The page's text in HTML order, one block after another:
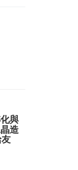
與
造